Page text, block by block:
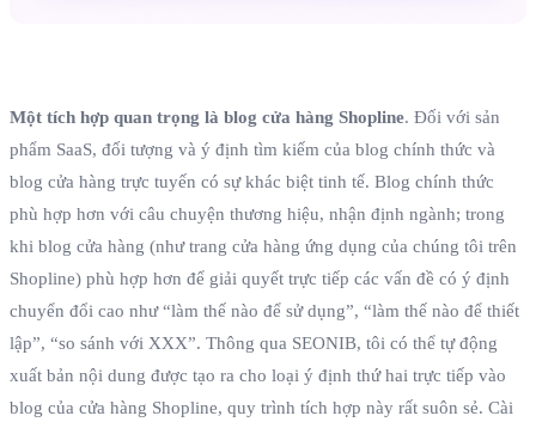
Một tích hợp quan trọng là blog cửa hàng Shopline. Đối với sản
phẩm SaaS, đối tượng và ý định tìm kiếm của blog chính thức và
blog cửa hàng trực tuyến có sự khác biệt tinh tế. Blog chính thức
phù hợp hơn với câu chuyện thương hiệu, nhận định ngành; trong
khi blog cửa hàng (như trang cửa hàng ứng dụng của chúng tôi trên
Shopline) phù hợp hơn để giải quyết trực tiếp các vấn đề có ý định
chuyển đổi cao như “làm thế nào để sử dụng”, “làm thế nào để thiết
lập”, “so sánh với XXX”. Thông qua SEONIB, tôi có thể tự động
xuất bản nội dung được tạo ra cho loại ý định thứ hai trực tiếp vào
blog của cửa hàng Shopline, quy trình tích hợp này rất suôn sẻ. Cài